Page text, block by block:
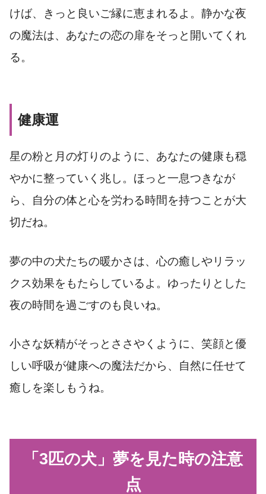
けば、きっと良いご縁に恵まれるよ。静かな夜
の魔法は、あなたの恋の扉をそっと開いてくれ
る。
健康運
星の粉と月の灯りのように、あなたの健康も穏
やかに整っていく兆し。ほっと一息つきなが
ら、自分の体と心を労わる時間を持つことが大
切だね。
夢の中の犬たちの暖かさは、心の癒しやリラッ
クス効果をもたらしているよ。ゆったりとした
夜の時間を過ごすのも良いね。
小さな妖精がそっとささやくように、笑顔と優
しい呼吸が健康への魔法だから、自然に任せて
癒しを楽しもうね。
「3匹の犬」夢を見た時の注意
点